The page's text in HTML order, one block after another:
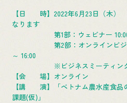
【日 時】2022年6月23日（木）
なります
第1部：ウェビナー 10:00
第2部：オンラインビジネ
～ 16:00
※ビジネスミーティング締
【会 場】オンライン
【講 演】「ベトナム農水産食品
課題(仮)」